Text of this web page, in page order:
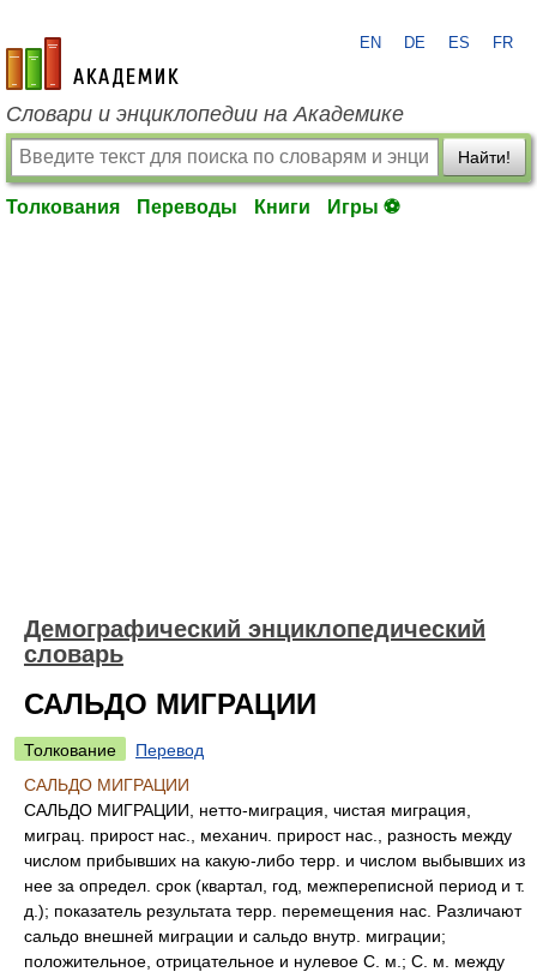
academic.ru
EN DE ES FR
Словари и энциклопедии на Академике
Найти!
Толкования Переводы Книги Игры ⚽
Демографический энциклопедический
словарь
САЛЬДО МИГРАЦИИ
Толкование
Перевод
САЛЬДО МИГРАЦИИ
САЛЬДО МИГРАЦИИ, нетто-миграция, чистая миграция,
миграц. прирост нас., механич. прирост нас., разность между
числом прибывших на какую-либо терр. и числом выбывших из
нее за определ. срок (квартал, год, межпереписной период и т.
д.); показатель результата терр. перемещения нас. Различают
сальдо внешней миграции и сальдо внутр. миграции;
положительное, отрицательное и нулевое С. м.; С. м. между